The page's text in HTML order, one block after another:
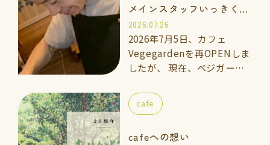
てみませんか…
メインスタッフいっきくんのご紹介
2026.07.26
2026年7月5日、カフェ
Vegegardenを再OPENしま
したが、 現在、ベジガーデ
ている「いっきくん」にカフ
ェのメインスタッフとしてお
cafeへの想い
cafe